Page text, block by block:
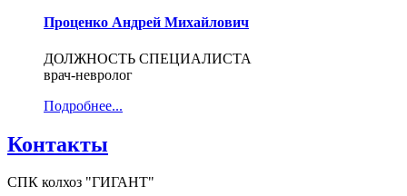
Проценко Андрей Михайлович
ДОЛЖНОСТЬ СПЕЦИАЛИСТА
врач-невролог
Подробнее...
Контакты
СПК колхоз "ГИГАНТ"